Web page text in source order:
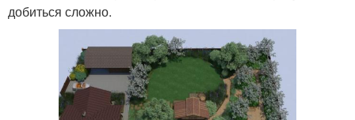
добиться сложно.